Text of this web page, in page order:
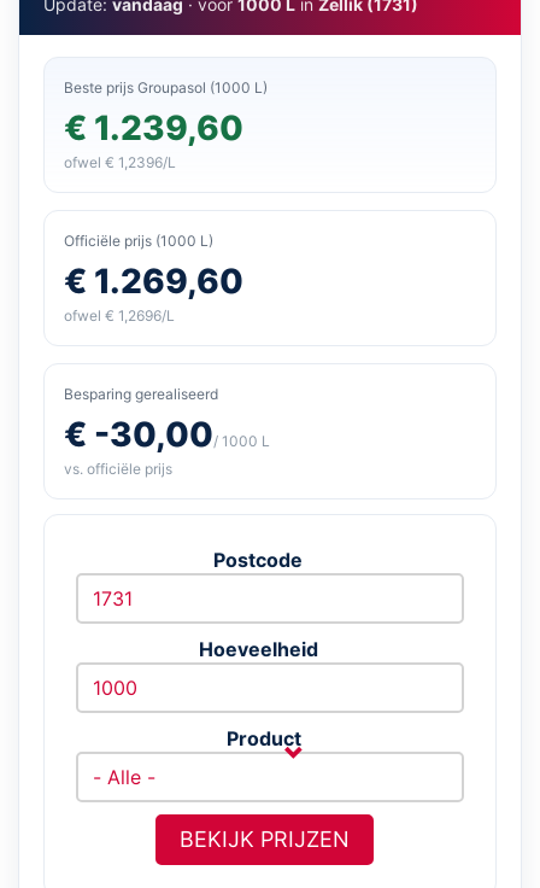
Beste prijs Groupasol (1000 L)
€ 1.239,60
ofwel € 1,2396/L
Officiële prijs (1000 L)
€ 1.269,60
ofwel € 1,2696/L
Besparing gerealiseerd
€ -30,00/ 1000 L
vs. officiële prijs
Postcode
Hoeveelheid
Product
BEKIJK PRIJZEN